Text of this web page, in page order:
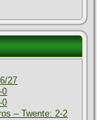
27
0
0
– Twente: 2-2